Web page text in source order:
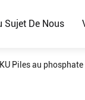
Sujet De Nous
Piles au